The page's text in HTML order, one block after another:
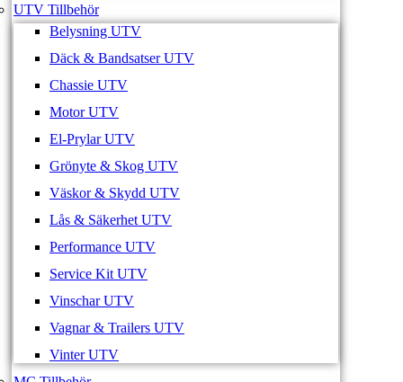
UTV Tillbehör
Belysning UTV
Däck & Bandsatser UTV
Chassie UTV
Motor UTV
El-Prylar UTV
Grönyte & Skog UTV
Väskor & Skydd UTV
Lås & Säkerhet UTV
Performance UTV
Service Kit UTV
Vinschar UTV
Vagnar & Trailers UTV
Vinter UTV